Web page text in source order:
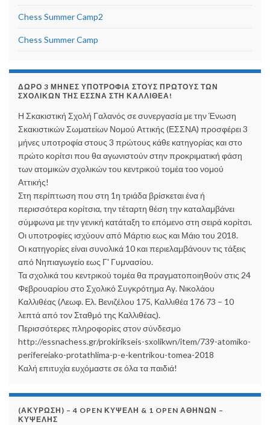
Chess Summer Camp2
Chess Summer Camp
ΔΏΡΟ 3 ΜΉΝΕΣ ΥΠΟΤΡΟΦΊΑ ΣΤΟΥΣ ΠΡΏΤΟΥΣ ΤΩΝ
ΣΧΟΛΙΚΏΝ ΤΗΣ ΕΣΣΝΑ ΣΤΗ ΚΑΛΛΙΘΈΑ!
Η Σκακιστική Σχολή Γαλανός σε συνεργασία με την Ένωση
Σκακιστικών Σωματείων Νομού Αττικής (ΕΣΣΝΑ) προσφέρει 3
μήνες υποτροφία στους 3 πρώτους κάθε κατηγορίας και στο
πρώτο κορίτσι που θα αγωνιστούν στην προκριματική φάση
των ατομικών σχολικών του κεντρικού τομέα τοο νομού
Αττικής!
Στη περίπτωση που στη 1η τριάδα βρίσκεται ένα ή
περισσότερα κορίτσια, την τέταρτη θέση την καταλαμβάνει
σύμφωνα με την γενική κατάταξη το επόμενο στη σειρά κορίτσι.
Οι υποτροφίες ισχύουν από Μάρτιο εως και Μάιο του 2018.
Οι κατηγορίες είναι συνολικά 10 και περιελαμβάνουν τις τάξεις
από Νηπιαγωγείο εως Γ' Γυμνασίου.
Τα σχολικά του κεντρικού τομέα θα πραγματοποιηθούν στις 24
Φεβρουαρίου στο Σχολικό Συγκρότημα Αγ. Νικολάου
Καλλιθέας (Λεωφ. Ελ. Βενιζέλου 175, Καλλιθέα 176 73 – 10
λεπτά από τον Σταθμό της Καλλιθέας).
Περισσότερες πληροφορίες στον σύνδεσμο
http://essnachess.gr/prokirikseis-sxolikwn/item/739-atomiko-
perifereiako-protathlima-p-e-kentrikou-tomea-2018
Καλή επιτυχία ευχόμαστε σε όλα τα παιδιά!
(ΑΚΎΡΩΣΗ) – 4 OPEN ΚΥΨΈΛΗ & 1 OPEN ΑΘΗΝΏΝ –
ΚΥΨΈΛΗΣ